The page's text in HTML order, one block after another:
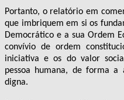
Portanto, o relatório em
que imbriquem em si os
Democrático e a sua Ordem
convívio de ordem
iniciativa e os do valor
pessoa humana, de forma a
digna.